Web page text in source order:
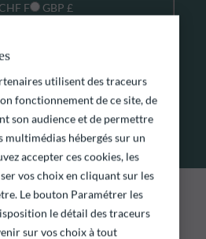
CHF F
GBP £
de la période)
Réinitialiser les filtres
0 résultats de la recherche
fonds
utilisent des traceurs
fonctionnement de ce site, de
son audience et de permettre
multimédias hébergés sur un
accepter ces cookies, les
vos choix en cliquant sur les
Le bouton Paramétrer les
le détail des traceurs
sur vos choix à tout